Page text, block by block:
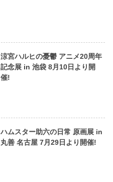
涼宮ハルヒの憂鬱 アニメ20周年
記念展 in 池袋 8月10日より開
催!
ハムスター助六の日常 原画展 in
丸善 名古屋 7月29日より開催!